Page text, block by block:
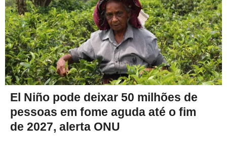
El Niño pode deixar 50 milhões de
pessoas em fome aguda até o fim
de 2027, alerta ONU